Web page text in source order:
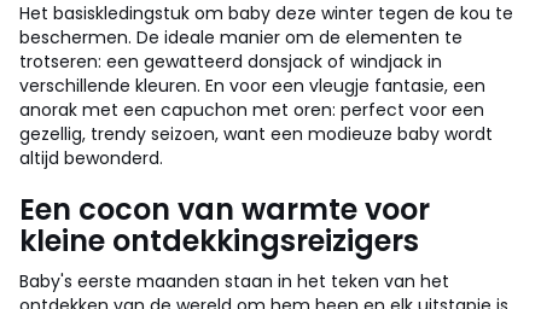
Het basiskledingstuk om baby deze winter tegen de kou te
beschermen. De ideale manier om de elementen te
trotseren: een gewatteerd donsjack of windjack in
verschillende kleuren. En voor een vleugje fantasie, een
anorak met een capuchon met oren: perfect voor een
gezellig, trendy seizoen, want een modieuze baby wordt
altijd bewonderd.
Een cocon van warmte voor
kleine ontdekkingsreizigers
Baby's eerste maanden staan in het teken van het